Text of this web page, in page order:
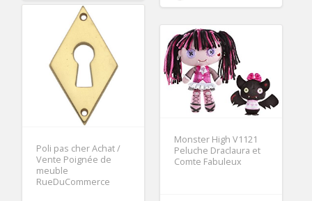
Poli pas cher Achat /
Vente Poignée de
meuble
RueDuCommerce
Monster High V1121
Peluche Draclaura et
Comte Fabuleux